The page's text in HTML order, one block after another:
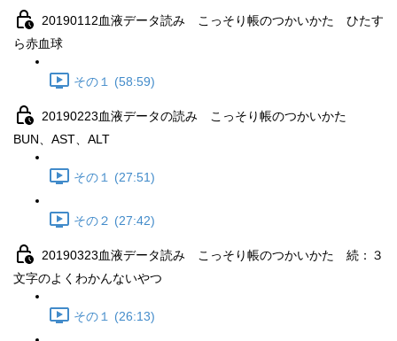
20190112血液データ読み こっそり帳のつかいかた ひたす
ら赤血球
その１ (58:59)
20190223血液データの読み こっそり帳のつかいかた
BUN、AST、ALT
その１ (27:51)
その２ (27:42)
20190323血液データ読み こっそり帳のつかいかた 続：３
文字のよくわかんないやつ
その１ (26:13)